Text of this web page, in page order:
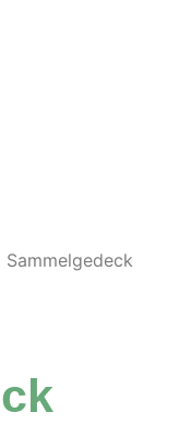
Sammelgedeck